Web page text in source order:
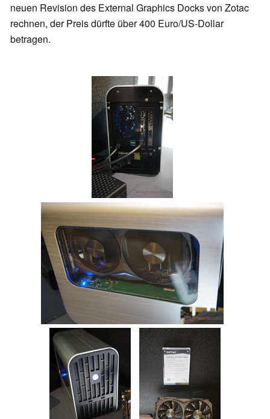
neuen Revision des External Graphics Docks von Zotac
rechnen, der Preis dürfte über 400 Euro/US-Dollar
betragen.